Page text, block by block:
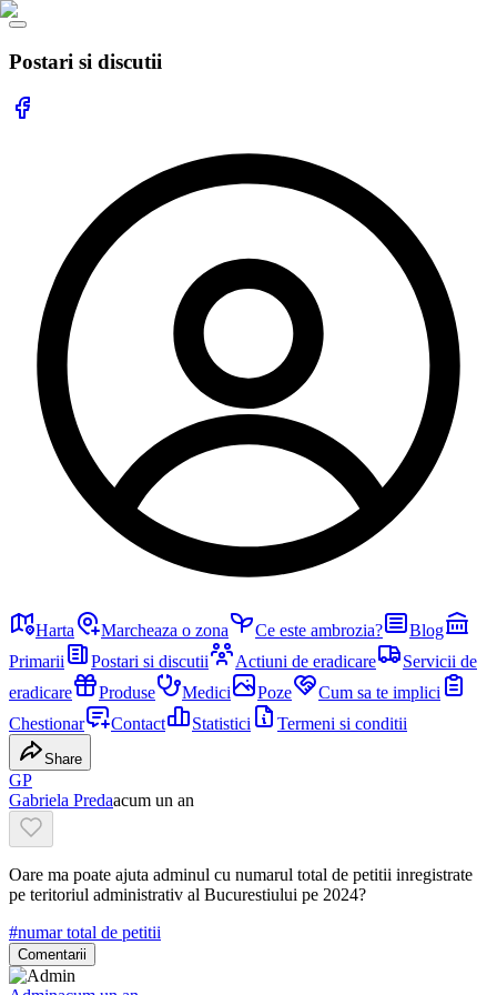
Postari si discutii
Harta Marcheaza o zona Ce este ambrozia?
Blog
Primarii
Postari si discutii Actiuni de eradicare
Servicii de
eradicare
Produse Medici Poze
Cum sa te implici
Chestionar
Contact Statistici Termeni si conditii
Share
GP
Gabriela Predaacum un an
Oare ma poate ajuta adminul cu numarul total de petitii inregistrate
pe teritoriul administrativ al Bucurestiului pe 2024?
#numar total de petitii
Comentarii